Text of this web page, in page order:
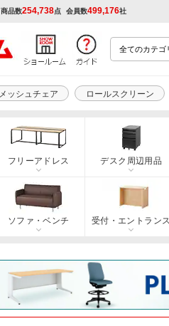
商品数254,738点 会員数499,176社
メッシュチェア ロールスクリーン
フリーアドレス デスク周辺用品
ソファ・ベンチ 受付・エントランス